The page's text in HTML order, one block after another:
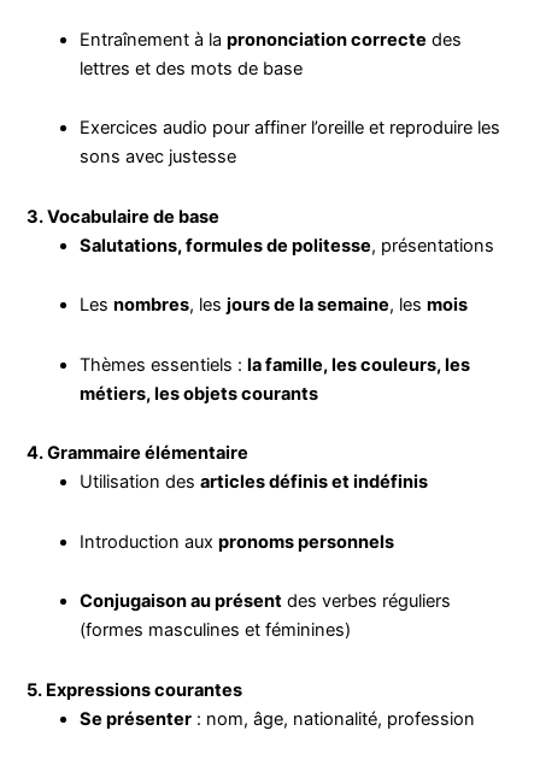
Entraînement à laprononciation correcte des
lettres et des mots de base
Exercices audio pour affiner l’oreille et reproduire les
sons avec justesse
3. Vocabulaire de base
Salutations, formules de politesse, présentations
Lesnombres, lesjours de la semaine, lesmois
Thèmes essentiels :la famille, les couleurs, les
métiers, les objets courants
4. Grammaire élémentaire
Utilisation desarticles définis et indéfinis
Introduction auxpronoms personnels
Conjugaison au présent des verbes réguliers
(formes masculines et féminines)
5. Expressions courantes
Se présenter : nom, âge, nationalité, profession